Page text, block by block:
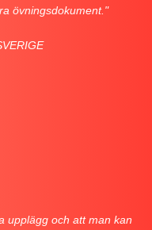
övningsdokument."
upplägg och att man kan